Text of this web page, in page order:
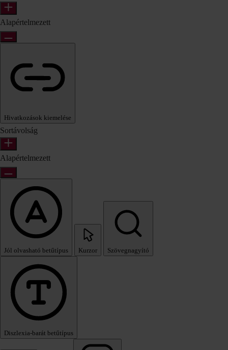
Alapértelmezett
Hivatkozások kiemelése
Sortávolság
Alapértelmezett
Jól olvasható betűtípus Kurzor Szövegnagyító
Diszlexia‑barát betűtípus